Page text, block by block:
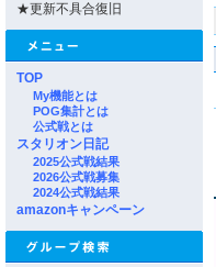
★更新不具合復旧
TOP
My機能とは
POG集計とは
公式戦とは
スタリオン日記
2025公式戦結果
2026公式戦募集
2024公式戦結果
amazonキャンペーン